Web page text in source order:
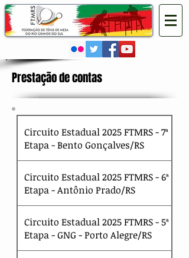
Prestação de contas
Circuito Estadual 2025 FTMRS - 7ª
Etapa - Bento Gonçalves/RS
Circuito Estadual 2025 FTMRS - 6ª
Etapa - Antônio Prado/RS
Circuito Estadual 2025 FTMRS - 5ª
Etapa - GNG - Porto Alegre/RS